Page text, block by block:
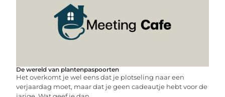
De wereld van plantenpaspoorten
Het overkomt je wel eens dat je plotseling naar een
verjaardag moet, maar dat je geen cadeautje hebt voor de